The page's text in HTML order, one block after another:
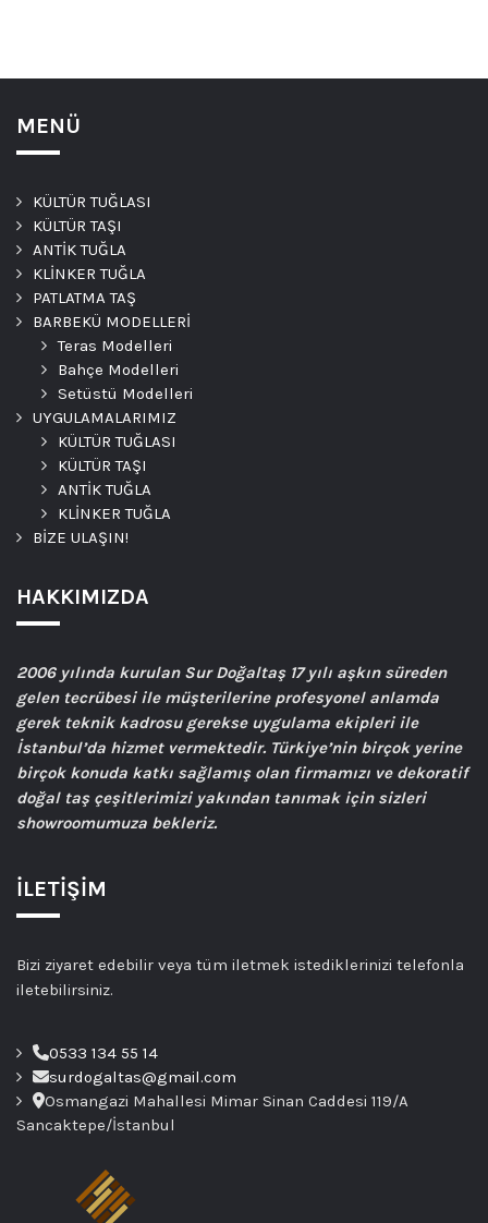
MENÜ
KÜLTÜR TUĞLASI
KÜLTÜR TAŞI
ANTİK TUĞLA
KLİNKER TUĞLA
PATLATMA TAŞ
BARBEKÜ MODELLERİ
Teras Modelleri
Bahçe Modelleri
Setüstü Modelleri
UYGULAMALARIMIZ
KÜLTÜR TUĞLASI
KÜLTÜR TAŞI
ANTİK TUĞLA
KLİNKER TUĞLA
BİZE ULAŞIN!
HAKKIMIZDA
2006yılında kurulan Sur Doğaltaş 17 yılı aşkın süreden
gelen tecrübesi ile müşterilerine profesyonel anlamda
gerek teknik kadrosu gerekse uygulama ekipleri ile
İstanbul’da hizmet vermektedir. Türkiye’nin birçok yerine
birçok konuda katkı sağlamış olan firmamızı ve dekoratif
doğal taş çeşitlerimizi yakından tanımak için sizleri
showroomumuza bekleriz.
İLETİŞİM
Bizi ziyaret edebilir veya tüm iletmek istediklerinizi telefonla
iletebilirsiniz.
0533 134 55 14
surdogaltas@gmail.com
Osmangazi Mahallesi Mimar Sinan Caddesi 119/A
Sancaktepe/İstanbul